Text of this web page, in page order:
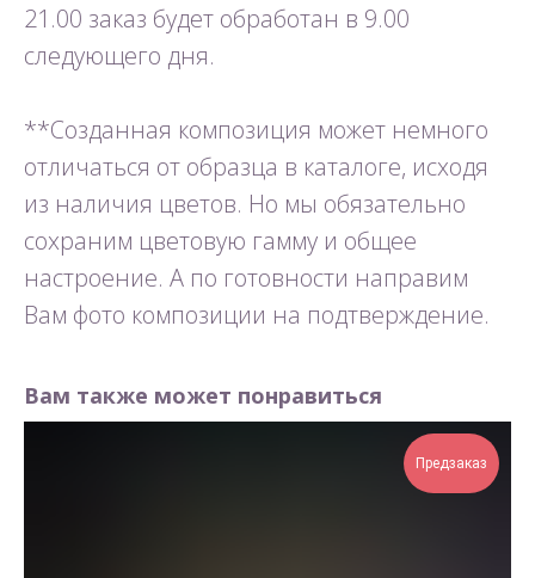
21.00 заказ будет обработан в 9.00
следующего дня.
**Созданная композиция может немного
отличаться от образца в каталоге, исходя
из наличия цветов. Но мы обязательно
сохраним цветовую гамму и общее
настроение. А по готовности направим
Вам фото композиции на подтверждение.
Вам также может понравиться
Предзаказ